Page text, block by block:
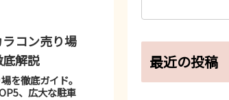
コン売り場
解説
を徹底ガイド。
、広大な駐車
最近の投稿